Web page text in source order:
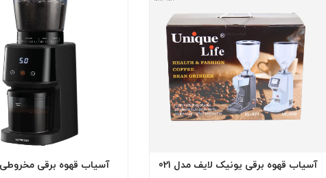
آسیاب قهوه برقی یونیک لایف مدل 021
آسیاب قهوه برقی